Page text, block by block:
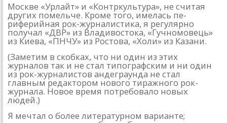
Москве «Урлайт» и «Контр­культура», не считая
других помельче. Кроме того, имелась пе­
риферийная рок-журналистика, я регулярно
получал «ДВР» из Владивостока, «Гучномовець»
из Киева, «ПНЧУ» из Ростова, «Хо­ли» из Казани.
(Заметим в скобках, что ни один из этих
журналов так и не стал типографским и ни один
из рок-журналистов андеграун­да не стал
главным редактором нового тиражного рок-
журна­ла. Новое время потребовало новых
людей.)
Я мечтал о более литературном варианте;